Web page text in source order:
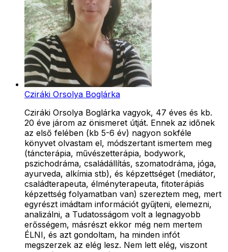
Cziráki Orsolya Boglárka
Cziráki Orsolya Boglárka vagyok, 47 éves és kb.
20 éve járom az önismeret útját. Ennek az időnek
az első felében (kb 5-6 év) nagyon sokféle
könyvet olvastam el, módszertant ismertem meg
(táncterápia, művészetterápia, bodywork,
pszichodráma, családállítás, szomatodráma, jóga,
ayurveda, alkímia stb), és képzettséget (mediátor,
családterapeuta, élményterapeuta, fitoterápiás
képzettség folyamatban van) szereztem meg, mert
egyrészt imádtam információt gyűjteni, elemezni,
analizálni, a Tudatosságom volt a legnagyobb
erősségem, másrészt ekkor még nem mertem
ÉLNI, és azt gondoltam, ha minden infót
megszerzek az elég lesz. Nem lett elég, viszont